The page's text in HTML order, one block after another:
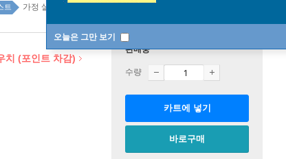
오늘은 그만 보기
트 가정 살림 top20 2주
치 (포인트 차감)
판매중
수량
카트에 넣기
바로구매